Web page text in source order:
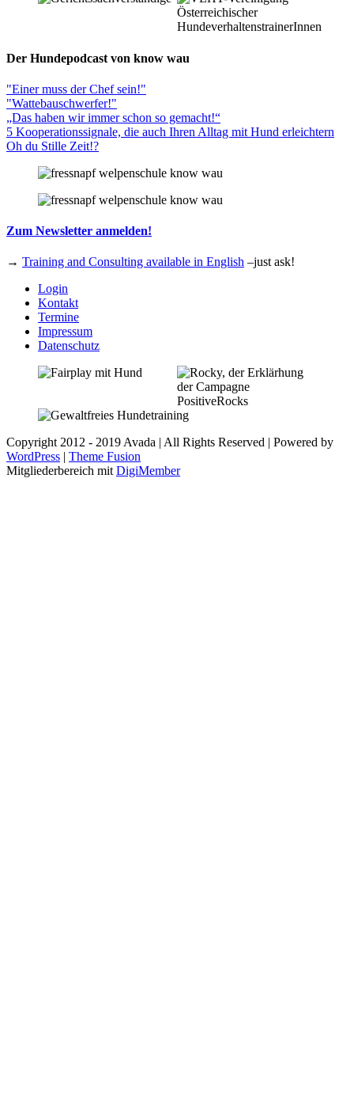
Der Hundepodcast von know wau
"Einer muss der Chef sein!"
"Wattebauschwerfer!"
„Das haben wir immer schon so gemacht!“
5 Kooperationssignale, die auch Ihren Alltag mit Hund erleichtern
Oh du Stille Zeit!?
Zum Newsletter anmelden!
→ Training and Consulting available in English –just ask!
Login
Kontakt
Termine
Impressum
Datenschutz
Copyright 2012 - 2019 Avada | All Rights Reserved | Powered by
WordPress | Theme Fusion
Pinterest
YouTube
WhatsApp
Rss
Facebook
LinkedIn
Instagram
E-
Mitgliederbereich mit DigiMember